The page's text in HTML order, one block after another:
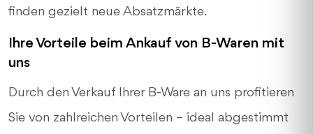
finden gezielt neue Absatzmärkte.
Ihre Vorteile beim Ankauf von B-Waren mit
uns
Durch den Verkauf Ihrer B-Ware an uns profitieren
Sie von zahlreichen Vorteilen – ideal abgestimmt